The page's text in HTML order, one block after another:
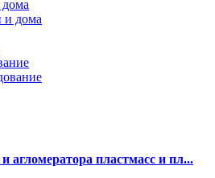
агломератора пластмасс и пл...